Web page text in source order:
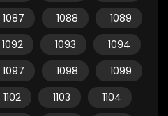
1087 1088
1089
1092 1093
1094
1097 1098
1099
1102 1103
1104